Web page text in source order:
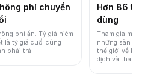
phí chuyển
phí ẩn. Tỷ giá niêm
là tỷ giá cuối cùng
phải trả.
Hơn 86
dùng
Tham gia một
những sàn
thế giới về
dịch và thanh